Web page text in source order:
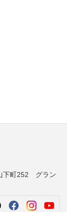
下町252 グラン